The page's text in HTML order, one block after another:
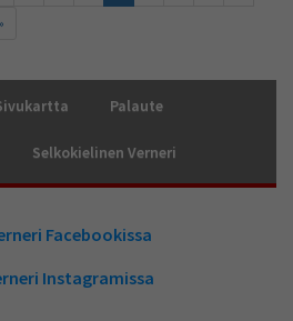
Palaute
Selkokielinen Verneri
Facebookissa
Instagramissa